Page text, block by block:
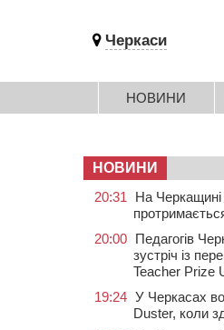
Черкаси
НОВИНИ
НОВИНИ
20:31
На Черкащині
20:00 Педагогів
зустріч із
Teacher Prize
19:24 У Черкасах
Duster, коли